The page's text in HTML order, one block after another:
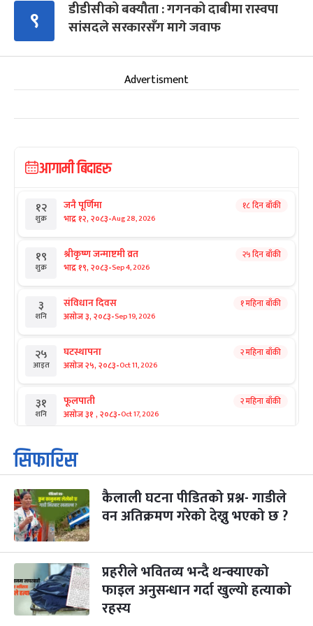
९
डीडीसीको बक्यौता : गगनको दाबीमा रास्वपा
सांसदले सरकारसँग मागे जवाफ
Advertisment
आगामी बिदाहरु
१२
शुक्र
जनै पूर्णिमा
भाद्र १२, २०८३-Aug 28, 2026
१८ दिन बाँकी
१९
शुक्र
श्रीकृष्ण जन्माष्टमी व्रत
भाद्र १९, २०८३-Sep 4, 2026
२५ दिन बाँकी
३
शनि
संविधान दिवस
असोज ३, २०८३-Sep 19, 2026
१ महिना बाँकी
२५
आइत
घटस्थापना
असोज २५, २०८३-Oct 11, 2026
२ महिना बाँकी
३१
शनि
फूलपाती
असोज ३१ , २०८३-Oct 17, 2026
२ महिना बाँकी
१
आइत
कार्तिक सङ्क्रान्ति
कार्तिक १, २०८३
३
मंगल
महानवमी
कार्तिक ३, २०८३- Oct 20, 2026
२ महिना बाँकी
४
बुध
विजयादशमी
कार्तिक ४, २०८३ Oct 21, 2026
५
बिहि
पापा‌ङ्कुशा एकादशी व्रत
कार्तिक ५, २०८३-Oct 22, 2026
२ महिना बाँकी
सिफारिस
कैलाली घटना पीडितको प्रश्न- गाडीले
वन अतिक्रमण गरेको देख्नु भएको छ ?
प्रहरीले भवितव्य भन्दै थन्क्याएको
फाइल अनुसन्धान गर्दा खुल्यो हत्याको
रहस्य